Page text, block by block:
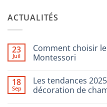
ACTUALITÉS
23
Juil
Comment choisir
Montessori
sur
Comment
choisir
18
Sep
Les tendances
décoration de